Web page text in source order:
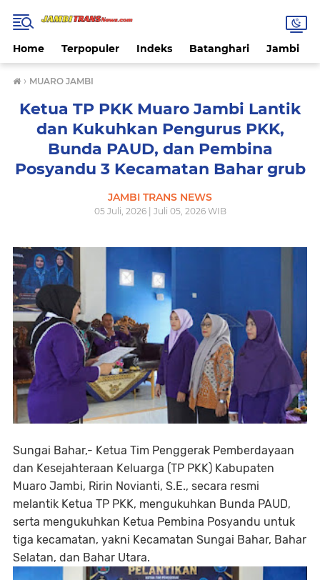
Home Terpopuler Indeks Batanghari Jambi
› MUARO JAMBI
Ketua TP PKK Muaro Jambi Lantik
dan Kukuhkan Pengurus PKK,
Bunda PAUD, dan Pembina
Posyandu 3 Kecamatan Bahar grub
JAMBI TRANS NEWS
05 Juli, 2026 | Juli 05, 2026 WIB
Sungai Bahar,- Ketua Tim Penggerak Pemberdayaan
dan Kesejahteraan Keluarga (TP PKK) Kabupaten
Muaro Jambi, Ririn Novianti, S.E., secara resmi
melantik Ketua TP PKK, mengukuhkan Bunda PAUD,
serta mengukuhkan Ketua Pembina Posyandu untuk
tiga kecamatan, yakni Kecamatan Sungai Bahar, Bahar
Selatan, dan Bahar Utara.